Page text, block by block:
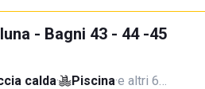
- Bagni 43 - 44 -45
calda· Piscina·e altri 6…